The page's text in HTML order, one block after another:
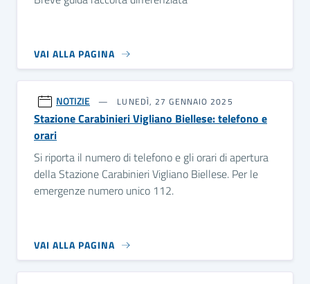
VAI ALLA PAGINA
NOTIZIE LUNEDÌ, 27 GENNAIO 2025
Stazione Carabinieri Vigliano Biellese: telefono e
orari
Si riporta il numero di telefono e gli orari di apertura
della Stazione Carabinieri Vigliano Biellese. Per le
emergenze numero unico 112.
VAI ALLA PAGINA